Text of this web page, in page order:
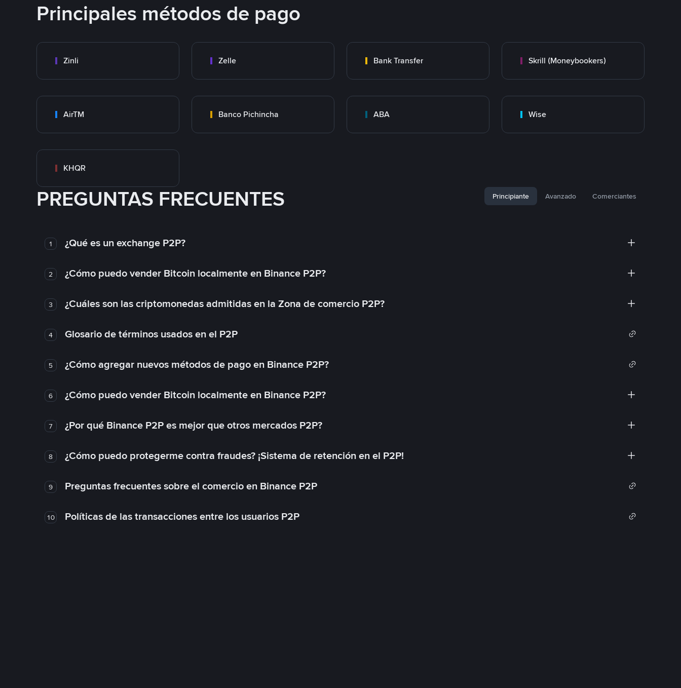
Principales métodos de pago
Zinli Zelle Bank Transfer Skrill (Moneybookers)
AirTM Banco Pichincha ABA Wise
KHQR
PREGUNTAS FRECUENTES Principiante Avanzado Comerciantes
1 ¿Qué es un exchange P2P?
2 ¿Cómo puedo vender Bitcoin localmente en Binance P2P?
3 ¿Cuáles son las criptomonedas admitidas en la Zona de comercio P2P?
4 Glosario de términos usados en el P2P
5 ¿Cómo agregar nuevos métodos de pago en Binance P2P?
6 ¿Cómo puedo vender Bitcoin localmente en Binance P2P?
7 ¿Por qué Binance P2P es mejor que otros mercados P2P?
8 ¿Cómo puedo protegerme contra fraudes? ¡Sistema de retención en el P2P!
9 Preguntas frecuentes sobre el comercio en Binance P2P
10 Políticas de las transacciones entre los usuarios P2P